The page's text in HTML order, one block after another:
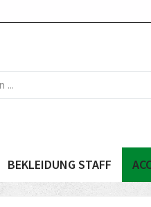
BEKLEIDUNG STAFF